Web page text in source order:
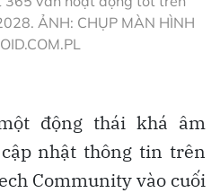
ẢNH: CHỤP MÀN HÌNH
động thái khá âm
nhật thông tin trên
Community vào cuối